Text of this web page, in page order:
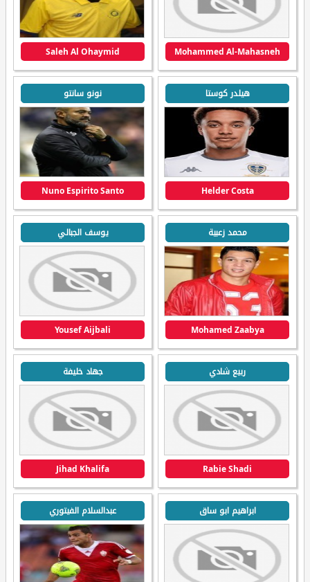
Mohammed Al-Mahasneh
Saleh Al Ohaymid
هيلدر كوستا
Helder Costa
نونو سانتو
Nuno Espirito Santo
محمد زعبية
Mohamed Zaabya
يوسف الجبالي
Yousef Aijbali
ربيع شادي
Rabie Shadi
جهاد خليفة
Jihad Khalifa
ابراهيم ابو ساق عبدالسلام الفيتوري